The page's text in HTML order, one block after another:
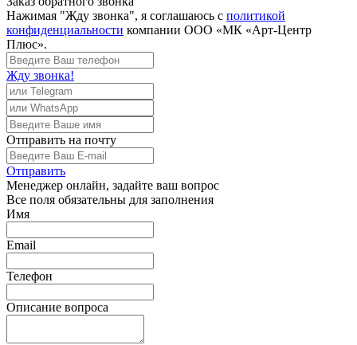
Нажимая "Жду звонка", я соглашаюсь с политикой
конфиденциальности компании ООО «МК «Арт-Центр
Плюс».
Жду звонка!
Отправить на почту
Отправить
Менеджер онлайн, задайте ваш вопрос
Все поля обязательны для заполнения
Имя
Email
Телефон
Описание вопроса